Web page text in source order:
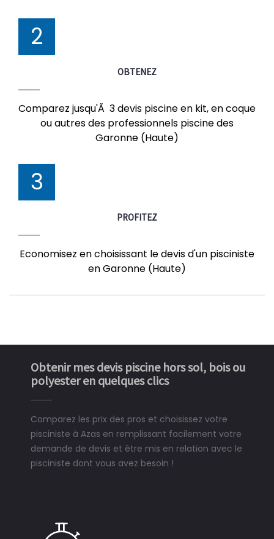
2
OBTENEZ
Comparez jusqu'Ã 3 devis piscine en kit, en coque
ou autres des professionnels piscine des
Garonne (Haute)
3
PROFITEZ
Economisez en choisissant le devis d'un pisciniste
en Garonne (Haute)
Obtenir mes devis piscine hors sol, bois ou
polyester en quelques clics
Comparez les prix des pros et choisissez votre
pisciniste à Azas en remplissant facilement votre
demande de devis et être mis en relation avec le
pisciniste dont vous avez besoin !